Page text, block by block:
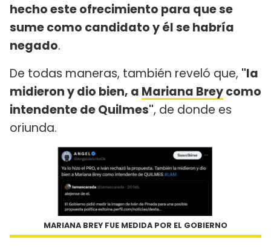
hecho este ofrecimiento para que se
sume como candidato y él se habría
negado.
De todas maneras, también reveló que, "la
midieron y dio bien, a Mariana Breycomo
intendente de Quilmes", de donde es
oriunda.
MARIANA BREY FUE MEDIDA POR EL GOBIERNO